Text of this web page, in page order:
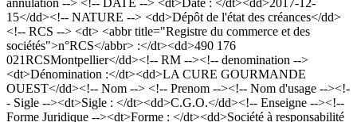
15</dd><!-- NATURE --> <dd>Dépôt de l'état des créances</dd>
<!-- RCS --> <dt> <abbr title="Registre du commerce et des
sociétés">n°RCS</abbr> :</dt><dd>490 176
021RCSMontpellier</dd><!-- RM --><!-- denomination -->
<dt>Dénomination :</dt><dd>LA CURE GOURMANDE
OUEST</dd><!-- Nom --> <!-- Prenom --><!-- Nom d'usage --><!-
- Sigle --><dt>Sigle : </dt><dd>C.G.O.</dd><!-- Enseigne --><!--
Forme Juridique --><dt>Forme : </dt><dd>Société à responsabilité